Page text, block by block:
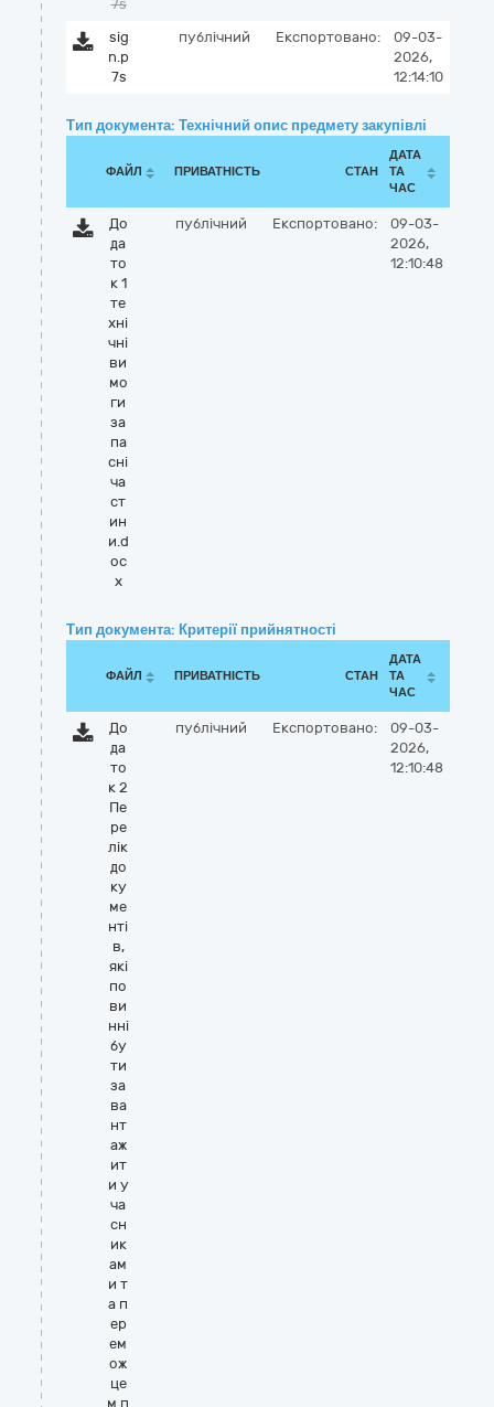
7s
sig
n.p
7s
публічний Експортовано:
09-03-
2026,
12:14:10
Тип документа: Технічний опис предмету закупівлі
ФАЙЛ ПРИВАТНІСТЬ СТАН
ДАТА
ТА
ЧАС
До
да
то
к 1
те
хні
чні
ви
мо
ги
за
па
сні
ча
ст
ин
и.d
oc
x
публічний Експортовано:
09-03-
2026,
12:10:48
Тип документа: Критерії прийнятності
ФАЙЛ ПРИВАТНІСТЬ СТАН
ДАТА
ТА
ЧАС
До
да
то
к 2
Пе
ре
лік
до
ку
ме
нті
в,
які
по
ви
нні
бу
ти
за
ва
нт
аж
ит
и у
ча
сн
ик
ам
и т
а п
ер
ем
ож
це
м п
публічний Експортовано:
09-03-
2026,
12:10:48